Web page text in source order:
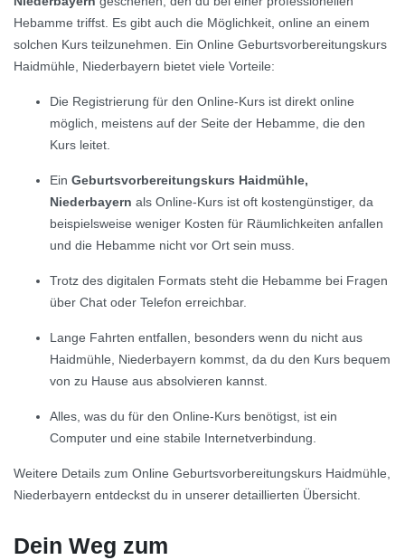
Hebamme triffst. Es gibt auch die Möglichkeit, online an einem
solchen Kurs teilzunehmen. Ein Online Geburtsvorbereitungskurs
Haidmühle, Niederbayern bietet viele Vorteile:
Die Registrierung für den Online-Kurs ist direkt online
möglich, meistens auf der Seite der Hebamme, die den
Kurs leitet.
Ein Geburtsvorbereitungskurs Haidmühle,
Niederbayern als Online-Kurs ist oft kostengünstiger, da
beispielsweise weniger Kosten für Räumlichkeiten anfallen
und die Hebamme nicht vor Ort sein muss.
Trotz des digitalen Formats steht die Hebamme bei Fragen
über Chat oder Telefon erreichbar.
Lange Fahrten entfallen, besonders wenn du nicht aus
Haidmühle, Niederbayern kommst, da du den Kurs bequem
von zu Hause aus absolvieren kannst.
Alles, was du für den Online-Kurs benötigst, ist ein
Computer und eine stabile Internetverbindung.
Weitere Details zum Online Geburtsvorbereitungskurs Haidmühle,
Niederbayern entdeckst du in unserer detaillierten Übersicht.
Dein Weg zum